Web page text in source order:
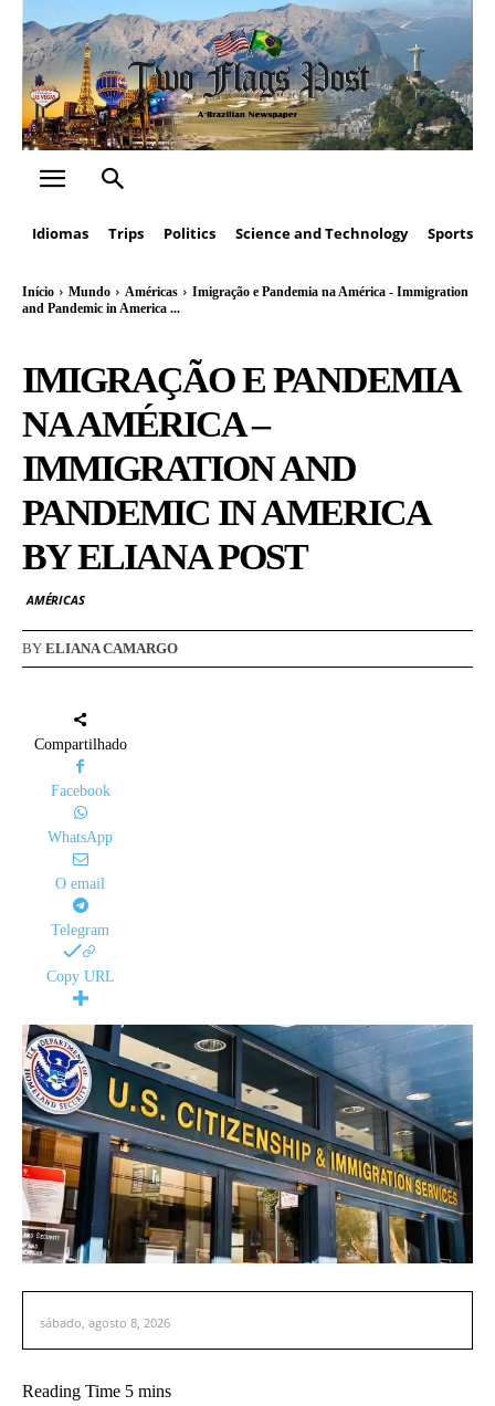
Idiomas Trips Politics Science and Technology Sports
Início Mundo Américas
Imigração e Pandemia na América - Immigration
and Pandemic in America ...
IMIGRAÇÃO E PANDEMIA
NA AMÉRICA –
IMMIGRATION AND
PANDEMIC IN AMERICA
BY ELIANA POST
AMÉRICAS
BY ELIANA CAMARGO
Compartilhado
Facebook
WhatsApp
O email
Telegram
Copy URL
sábado, agosto 8, 2026